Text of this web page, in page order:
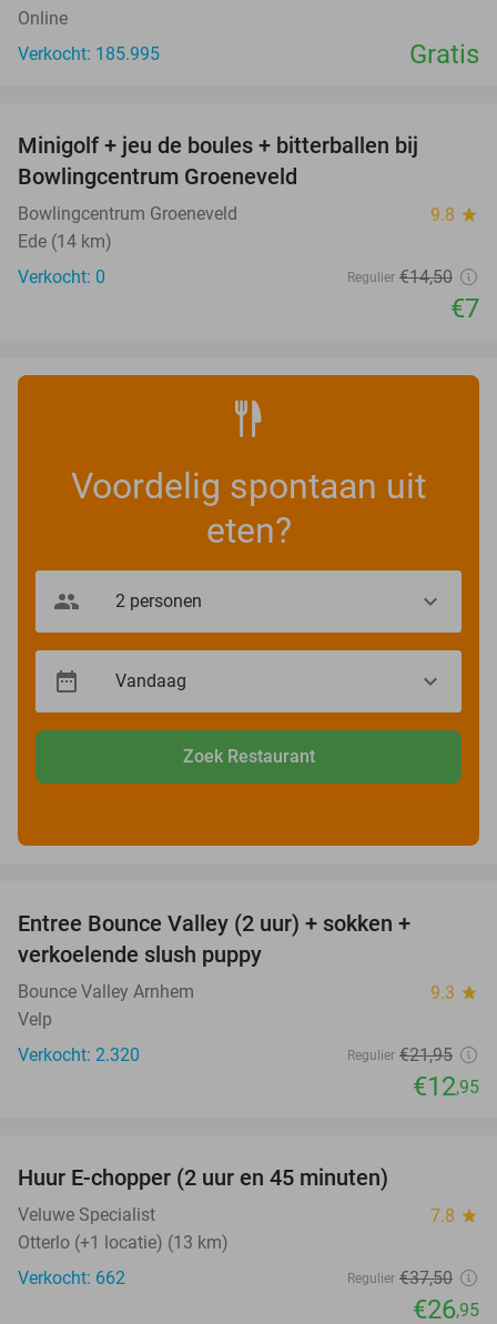
Online
Verkocht: 185.995
Gratis
NEW
TODAY
Minigolf + jeu de boules + bitterballen bij
Bowlingcentrum Groeneveld
Bowlingcentrum Groeneveld 9.8 star
Ede (14 km)
Verkocht: 0
Regulier €14,50
€7
Voordelig spontaan uit
eten?
Zoek Restaurant
Entree Bounce Valley (2 uur) + sokken +
verkoelende slush puppy
Bounce Valley Arnhem 9.3 star
Velp
Verkocht: 2.320
Regulier €21,95
€12,95
Huur E-chopper (2 uur en 45 minuten)
Veluwe Specialist 7.8 star
Otterlo (+1 locatie) (13 km)
Verkocht: 662
Regulier €37,50
€26,95